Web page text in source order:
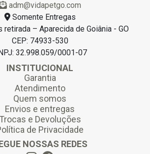
adm@vidapetgo.com
Somente Entregas
retirada – Aparecida de Goiânia - GO
CEP: 74933-530
32.998.059/0001-07
INSTITUCIONAL
Garantia
Atendimento
Quem somos
Envios e entregas
Trocas e Devoluções
de Privacidade
NOSSAS REDES